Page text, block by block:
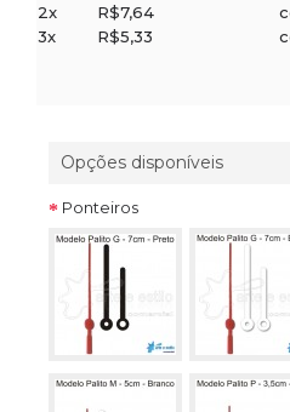
2x
R$7,64
3x
R$5,33
Opções disponíveis
Ponteiros